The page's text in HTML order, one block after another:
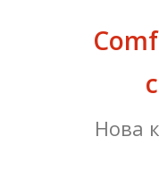
Нова